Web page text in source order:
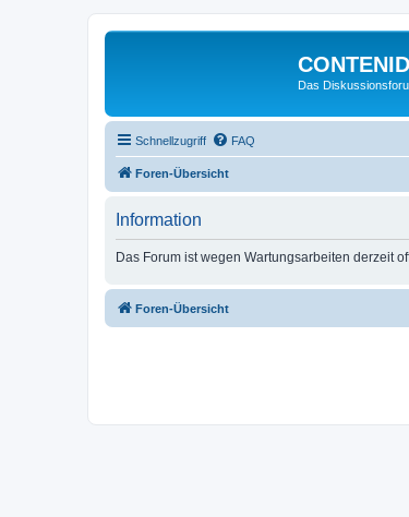
Das
Schnellzugriff FAQ
Foren-Übersicht
Information
Das Forum ist wegen Wartungsarbeiten derzeit
Foren-Übersicht